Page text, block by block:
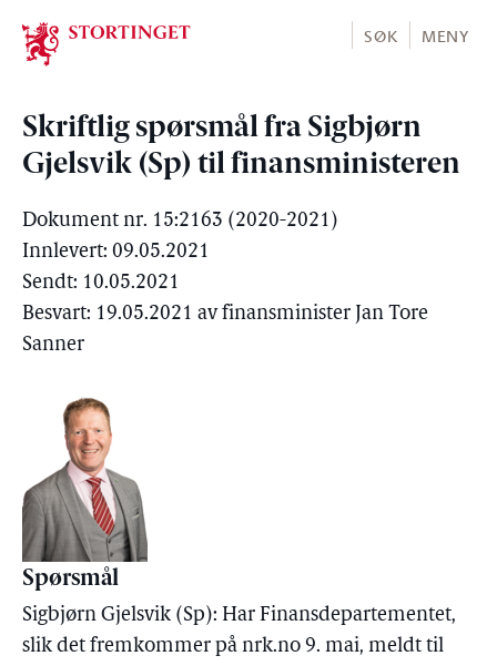
Stortinget.no
SØK MENY
Skriftlig spørsmål fra Sigbjørn
Gjelsvik (Sp) til finansministeren
Dokument nr. 15:2163 (2020-2021)
Innlevert: 09.05.2021
Sendt: 10.05.2021
Besvart: 19.05.2021 av finansminister Jan Tore
Sanner
Spørsmål
Sigbjørn Gjelsvik (Sp): Har Finansdepartementet,
slik det fremkommer på nrk.no 9. mai, meldt til